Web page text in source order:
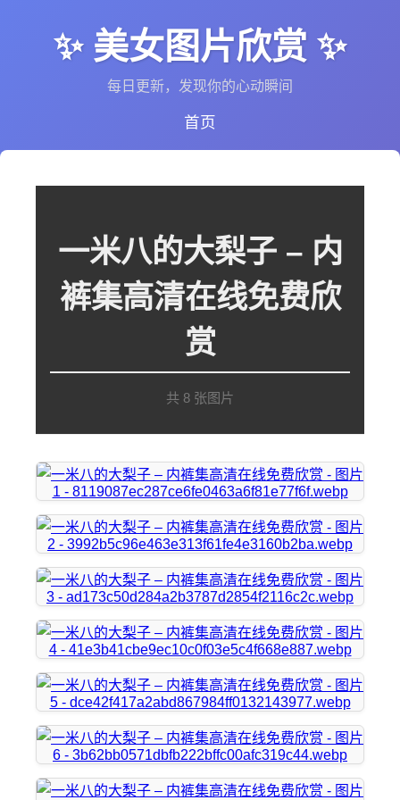
✨ 美女图片欣赏 ✨
每日更新，发现你的心动瞬间
首页
一米八的大梨子 – 内
裤集高清在线免费欣
赏
共 8 张图片